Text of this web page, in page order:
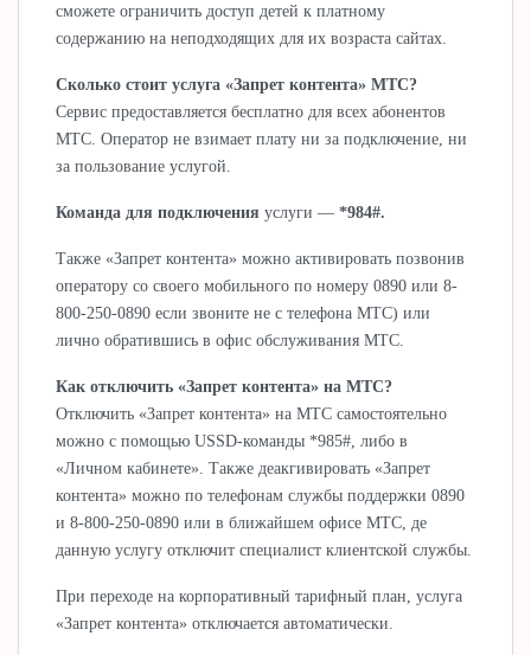
сможете ограничить доступ детей к платному
содержанию на неподходящих для их возраста сайтах.
Сколько стоит услуга «Запрет контента» МТС?
Сервис предоставляется бесплатно для всех абонентов
МТС. Оператор не взимает плату ни за подключение, ни
за пользование услугой.
Команда для подключения услуги — *984#.
Также «Запрет контента» можно активировать позвонив
оператору со своего мобильного по номеру 0890 или 8-
800-250-0890 если звоните не с телефона МТС) или
лично обратившись в офис обслуживания МТС.
Как отключить «Запрет контента» на МТС?
Отключить «Запрет контента» на МТС самостоятельно
можно с помощью USSD-команды *985#, либо в
«Личном кабинете». Также деакгивировать «Запрет
контента» можно по телефонам службы поддержки 0890
и 8-800-250-0890 или в ближайшем офисе МТС, де
данную услугу отключит специалист клиентской службы.
При переходе на корпоративный тарифный план, услуга
«Запрет контента» отключается автоматически.